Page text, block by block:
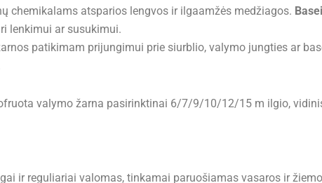
chemikalams atsparios lengvos ir ilgaamžės medžiagos.
lenkimui ar susukimui.
patikimam prijungimui prie siurblio, valymo jungties ar
valymo žarna pasirinktinai 6/7/9/10/12/15 m ilgio,
ir reguliariai valomas, tinkamai paruošiamas vasaros ir